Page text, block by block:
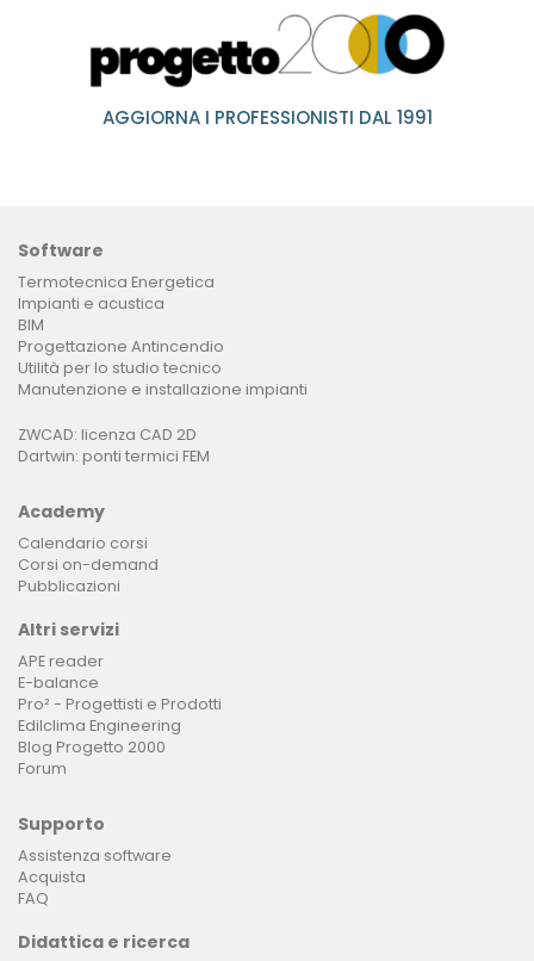
AGGIORNA I PROFESSIONISTI DAL 1991
Software
Termotecnica Energetica
Impianti e acustica
BIM
Progettazione Antincendio
Utilità per lo studio tecnico
Manutenzione e installazione impianti
ZWCAD: licenza CAD 2D
Dartwin: ponti termici FEM
Academy
Calendario corsi
Corsi on-demand
Pubblicazioni
Altri servizi
APE reader
E-balance
Pro² - Progettisti e Prodotti
Edilclima Engineering
Blog Progetto 2000
Forum
Supporto
Assistenza software
Acquista
FAQ
Didattica e ricerca